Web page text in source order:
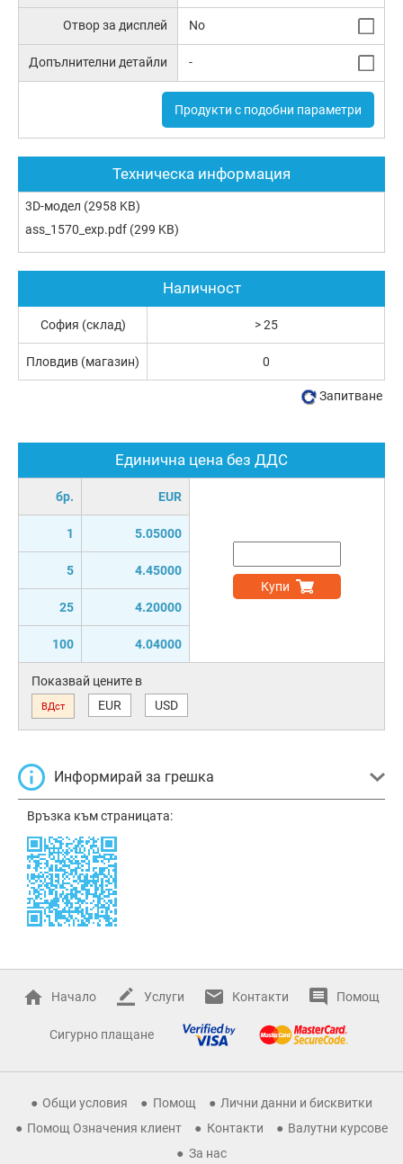
Отвор за дисплей No
Допълнителни детайли -
Продукти с подобни параметри
Техническа информация
3D-модел (2958 KB)
ass_1570_exp.pdf (299 KB)
Единична цена без ДДС
бр. EUR
1 5.05000
5 4.45000
25 4.20000
100 4.04000
Купи
Показвай цените в
ВДст EUR USD
Информирай за грешка
Връзка към страницата:
Наличност
София (склад) > 25
Пловдив (магазин) 0
Запитване
Начало Услуги Контакти Помощ
Сигурно плащане
Общи условия Помощ
Лични данни и бисквитки
Помощ Означения клиент
Контакти
Валутни курсове
За нас